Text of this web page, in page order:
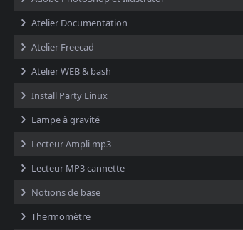
Atelier Documentation
Atelier Freecad
Atelier WEB & bash
Install Party Linux
Lampe à gravité
Lecteur Ampli mp3
Lecteur MP3 cannette
Notions de base
Thermomètre